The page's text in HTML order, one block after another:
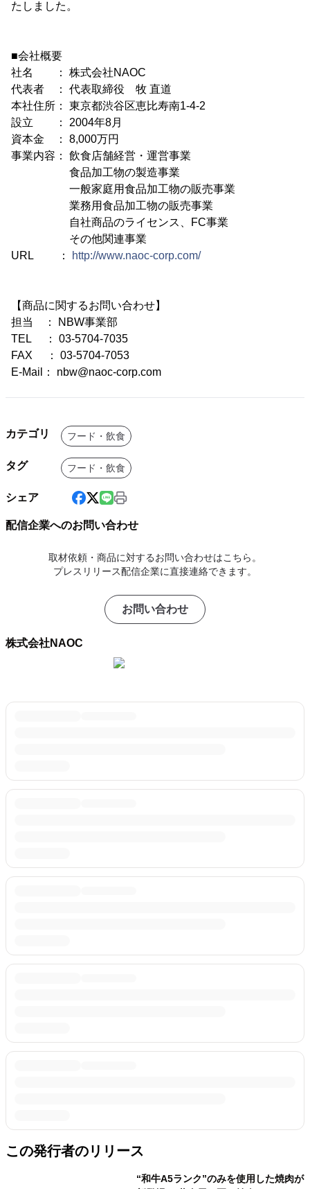
たしました。
■会社概要
社名 ： 株式会社NAOC
代表者 ： 代表取締役 牧 直道
本社住所： 東京都渋谷区恵比寿南1-4-2
設立 ： 2004年8月
資本金 ： 8,000万円
事業内容： 飲食店舗経営・運営事業
食品加工物の製造事業
一般家庭用食品加工物の販売事業
業務用食品加工物の販売事業
自社商品のライセンス、FC事業
その他関連事業
URL ：
http://www.naoc-corp.com/
【商品に関するお問い合わせ】
担当 ： NBW事業部
TEL ： 03-5704-7035
FAX ： 03-5704-7053
E-Mail： nbw@naoc-corp.com
カテゴリ フード・飲食
タグ フード・飲食
シェア
配信企業へのお問い合わせ
取材依頼・商品に対するお問い合わせはこちら。
プレスリリース配信企業に直接連絡できます。
お問い合わせ
株式会社NAOC
この発行者のリリース
“和牛A5ランク”のみを使用した焼肉が